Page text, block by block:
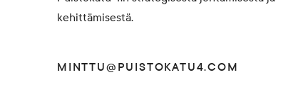
kehittämisestä.
MINTTU@PUISTOKATU4.COM